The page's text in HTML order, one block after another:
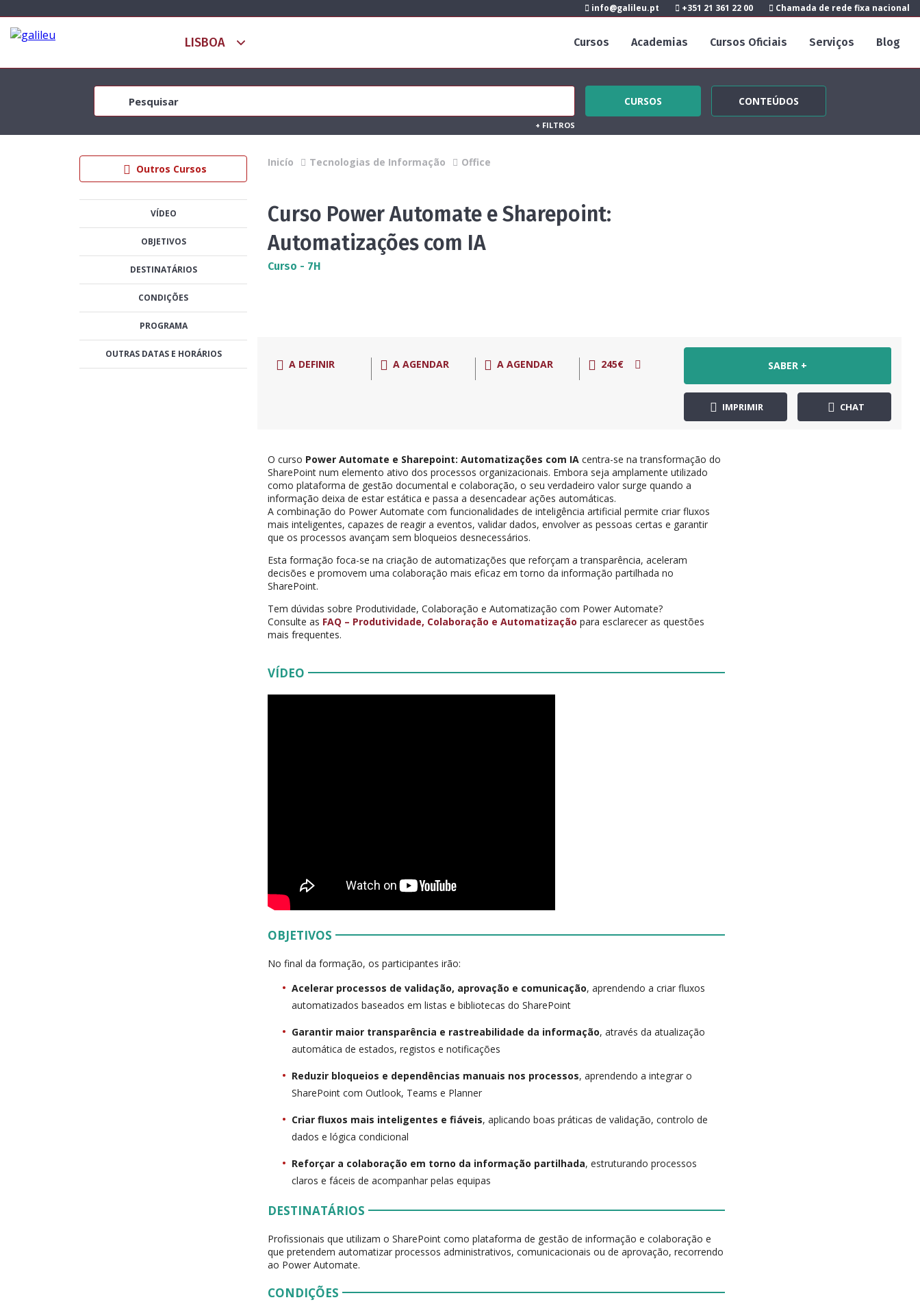
info@galileu.pt +351 21 361 22 00 Chamada de rede fixa nacional
Cursos Academias Cursos Oficiais Serviços Blog
CURSOS CONTEÚDOS
+ FILTROS
Outros Cursos
VÍDEO
OBJETIVOS
DESTINATÁRIOS
CONDIÇÕES
PROGRAMA
OUTRAS DATAS E HORÁRIOS
Inicío Tecnologias de Informação Office
Curso Power Automate e Sharepoint:
Automatizações com IA
Curso - 7H
A DEFINIR A AGENDAR A AGENDAR 245€ SABER +
IMPRIMIR CHAT
O curso Power Automate e Sharepoint: Automatizações com IA centra-se na transformação do
SharePoint num elemento ativo dos processos organizacionais. Embora seja amplamente utilizado
como plataforma de gestão documental e colaboração, o seu verdadeiro valor surge quando a
informação deixa de estar estática e passa a desencadear ações automáticas.
A combinação do Power Automate com funcionalidades de inteligência artificial permite criar fluxos
mais inteligentes, capazes de reagir a eventos, validar dados, envolver as pessoas certas e garantir
que os processos avançam sem bloqueios desnecessários.
Esta formação foca-se na criação de automatizações que reforçam a transparência, aceleram
decisões e promovem uma colaboração mais eficaz em torno da informação partilhada no
SharePoint.
Tem dúvidas sobre Produtividade, Colaboração e Automatização com Power Automate?
Consulte as FAQ – Produtividade, Colaboração e Automatização para esclarecer as questões
mais frequentes.
VÍDEO
OBJETIVOS
No final da formação, os participantes irão:
Acelerar processos de validação, aprovação e comunicação, aprendendo a criar fluxos
automatizados baseados em listas e bibliotecas do SharePoint
Garantir maior transparência e rastreabilidade da informação, através da atualização
automática de estados, registos e notificações
Reduzir bloqueios e dependências manuais nos processos, aprendendo a integrar o
SharePoint com Outlook, Teams e Planner
Criar fluxos mais inteligentes e fiáveis, aplicando boas práticas de validação, controlo de
dados e lógica condicional
Reforçar a colaboração em torno da informação partilhada, estruturando processos
claros e fáceis de acompanhar pelas equipas
DESTINATÁRIOS
Profissionais que utilizam o SharePoint como plataforma de gestão de informação e colaboração e
que pretendem automatizar processos administrativos, comunicacionais ou de aprovação, recorrendo
ao Power Automate.
CONDIÇÕES